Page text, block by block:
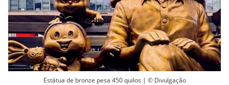
Estátua de bronze pesa 450 quilos | © Divulgação